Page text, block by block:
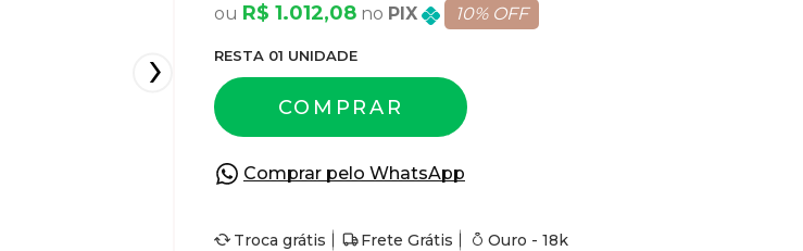
R$ 1.012,08 PIX 10% OFF
RESTA 01 UNIDADE
COMPRAR
Comprar pelo WhatsApp
Troca grátis Frete Grátis Ouro - 18k